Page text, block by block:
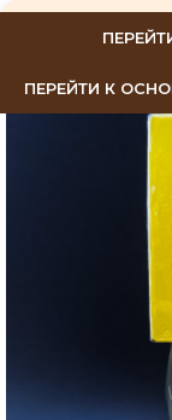
ПЕРЕЙТИ К